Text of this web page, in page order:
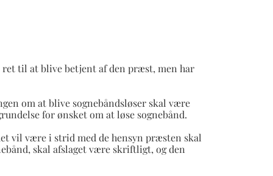
ret til at blive betjent af den præst, men har
om at blive sognebåndsløser skal være
for ønsket om at løse sognebånd.
vil være i strid med de hensyn præsten skal
skal afslaget være skriftligt, og den